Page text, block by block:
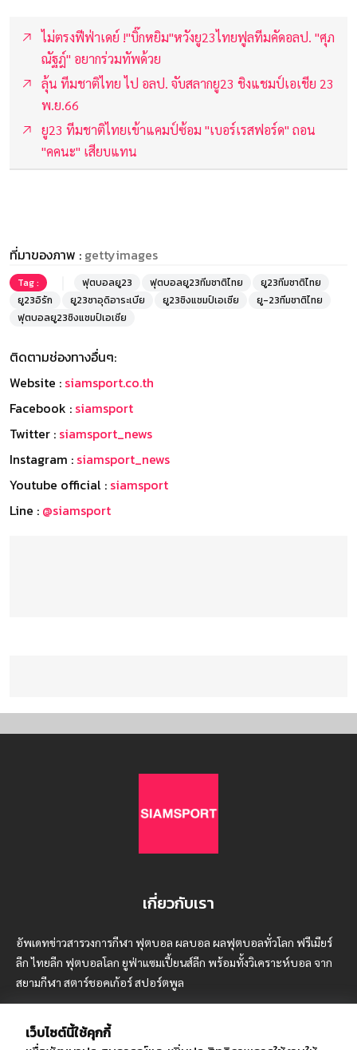
ไม่ตรงฟีฟ่าเดย์ !"บิ๊กหยิม"หวังยู23ไทยฟูลทีมคัดอลป. "ศุภ
ณัฐฎ์" อยากร่วมทัพด้วย
ลุ้น ทีมชาติไทย ไป อลป. จับสลากยู23 ชิงแชมป์เอเชีย 23
พ.ย.66
ยู23 ทีมชาติไทยเข้าแคมป์ซ้อม "เบอร์เรสฟอร์ด" ถอน
"คคนะ" เสียบแทน
ที่มาของภาพ : gettyimages
Tag : ฟุตบอลยู23 ฟุตบอลยู23ทีมชาติไทย
ยู23ทีมชาติไทย
ยู23อิรัก
ยู23ซาอุดิอาระเบีย ยู23ชิงแชมป์เอเชีย
ยู-23ทีมชาติไทย
ฟุตบอลยู23ชิงแชมป์เอเชีย
ติดตามช่องทางอื่นๆ:
Website : siamsport.co.th
Facebook : siamsport
Twitter : siamsport_news
Instagram : siamsport_news
Youtube official : siamsport
Line : @siamsport
เกี่ยวกับเรา
อัพเดทข่าวสารวงการกีฬา ฟุตบอล ผลบอล ผลฟุตบอลทั่วโลก ฟรีเมียร์
ลีก ไทยลีก ฟุตบอลโลก ยูฟ่าแซมเปี้ยนส์ลีก พร้อมทั้งวิเคราะห์บอล จาก
สยามกีฬา สตาร์ชอคเก้อร์ สปอร์ตพูล
เว็บไซต์นี้ใช้คุกกี้